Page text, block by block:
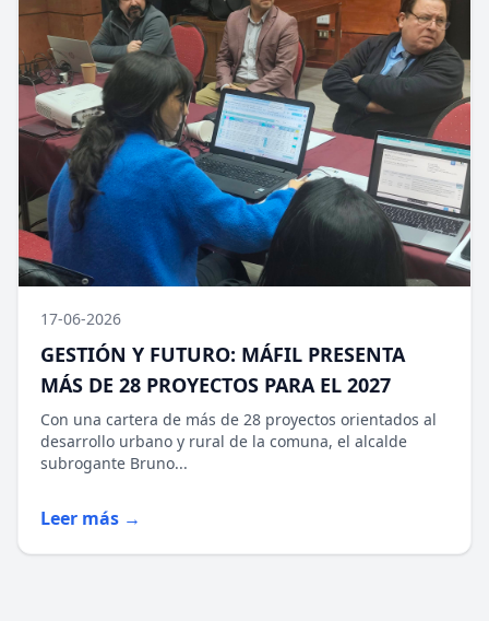
17-06-2026
GESTIÓN Y FUTURO: MÁFIL PRESENTA
MÁS DE 28 PROYECTOS PARA EL 2027
Con una cartera de más de 28 proyectos orientados al
desarrollo urbano y rural de la comuna, el alcalde
subrogante Bruno...
Leer más →